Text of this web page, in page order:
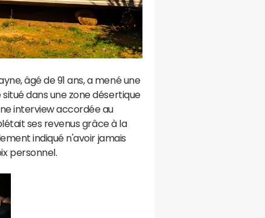
âgé de 91 ans, a mené une
dans une zone désertique
interview accordée au
ses revenus grâce à la
indiqué n'avoir jamais
personnel.